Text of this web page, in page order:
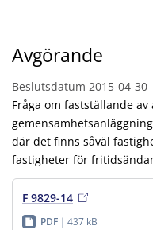
Avgörande
Beslutsdatum 2015-04-30
Fråga om fastställande
där det finns såväl
fastigheter för
F 9829-14
PDF 437 kB